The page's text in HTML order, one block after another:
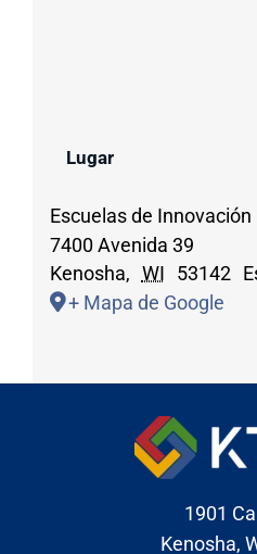
Lugar
Escuelas de Innovación
7400 Avenida 39
Kenosha, WI 53142
+ Mapa de Google
1901
Kenosha,